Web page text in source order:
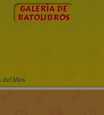
GALERÍA DE
RATOLIBROS
del Mes